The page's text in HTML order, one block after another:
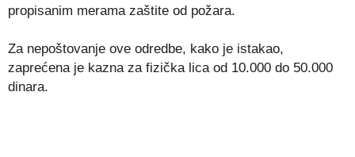
propisanim merama zaštite od požara.
Za nepoštovanje ove odredbe, kako je istakao,
zaprećena je kazna za fizička lica od 10.000 do 50.000
dinara.